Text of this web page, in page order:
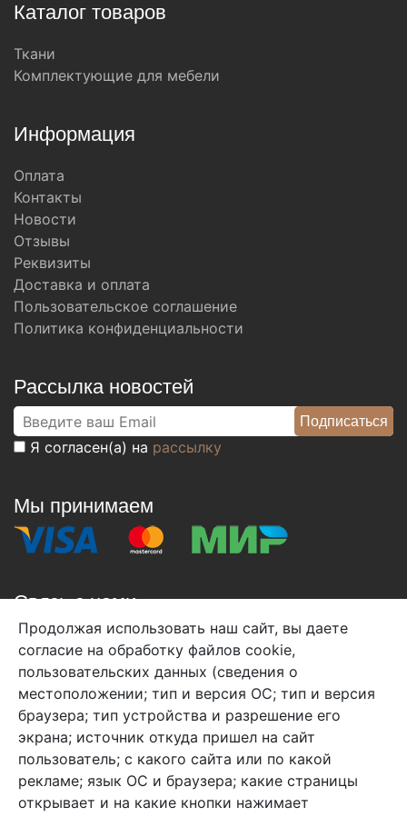
Каталог товаров
Ткани
Комплектующие для мебели
Информация
Оплата
Контакты
Новости
Отзывы
Реквизиты
Доставка и оплата
Пользовательское соглашение
Политика конфиденциальности
Рассылка новостей
Я согласен(а) на рассылку
Мы принимаем
Связь с нами
+7 (495) 933-38-08
info@arben-textile.ru- оптовые продажи
Арбен текстиль г. Щелково, пер.
1-й Советский д.25, владение 2.
Продолжая использовать наш сайт, вы даете
согласие на обработку файлов cookie,
пользовательских данных (сведения о
местоположении; тип и версия ОС; тип и версия
браузера; тип устройства и разрешение его
экрана; источник откуда пришел на сайт
пользователь; с какого сайта или по какой
рекламе; язык ОС и браузера; какие страницы
открывает и на какие кнопки нажимает